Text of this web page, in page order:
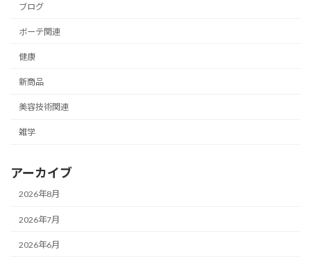
ブログ
ボーテ関連
健康
新商品
美容技術関連
雑学
アーカイブ
2026年8月
2026年7月
2026年6月